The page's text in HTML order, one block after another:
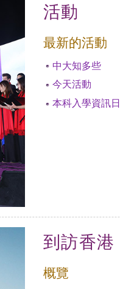
活動
最新的活動
中大知多些
今天活動
本科入學資訊日
到訪香港
概覽